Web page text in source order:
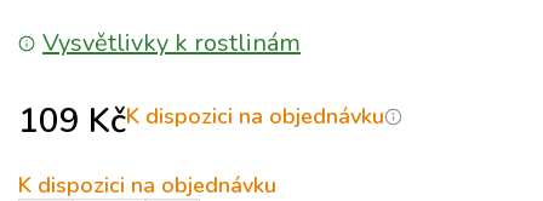
Vysvětlivky k rostlinám
109 KčK dispozici na objednávku
K dispozici na objednávku